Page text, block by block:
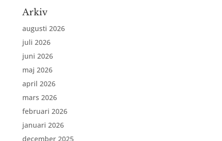
Arkiv
augusti 2026
juli 2026
juni 2026
maj 2026
april 2026
mars 2026
februari 2026
januari 2026
december 2025